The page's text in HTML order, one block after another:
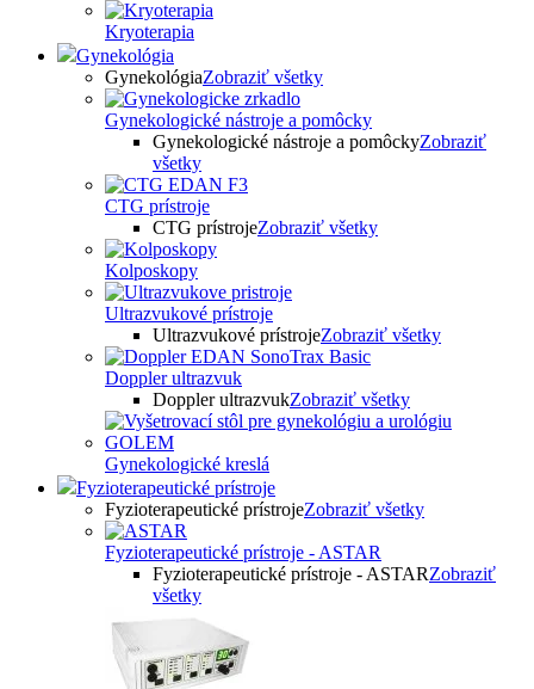
Kryoterapia
Gynekológia
GynekológiaZobraziť všetky
Gynekologické nástroje a pomôcky
Gynekologické nástroje a pomôckyZobraziť
všetky
CTG prístroje
CTG prístrojeZobraziť všetky
Kolposkopy
Ultrazvukové prístroje
Ultrazvukové prístrojeZobraziť všetky
Doppler ultrazvuk
Doppler ultrazvukZobraziť všetky
Gynekologické kreslá
Fyzioterapeutické prístroje
Fyzioterapeutické prístrojeZobraziť všetky
Fyzioterapeutické prístroje - ASTAR
Fyzioterapeutické prístroje - ASTARZobraziť
všetky